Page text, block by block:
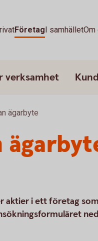
FöretagI samhälletOm
verksamhet
ägarbyte
i ett företag